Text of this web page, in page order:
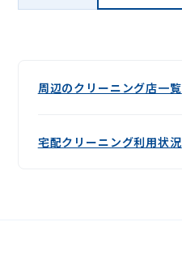
周辺のクリーニング店一覧
宅配クリーニング利用状況